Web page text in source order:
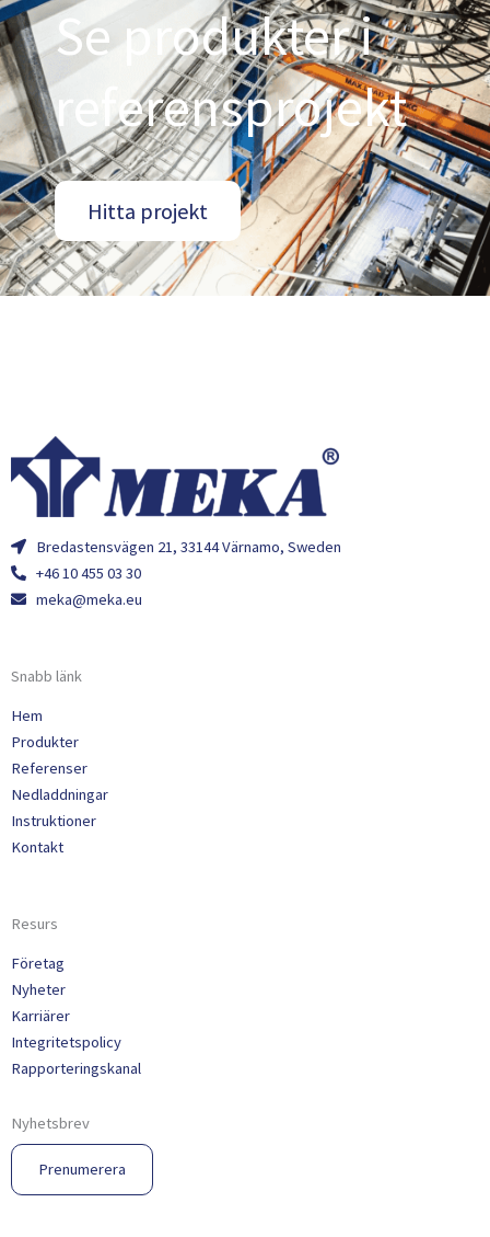
Se produkter i
referensprojekt
Hitta projekt
Bredastensvägen 21, 33144 Värnamo, Sweden
+46 10 455 03 30
meka@meka.eu
Snabb länk
Hem
Produkter
Referenser
Nedladdningar
Instruktioner
Kontakt
Resurs
Företag
Nyheter
Karriärer
Integritetspolicy
Rapporteringskanal
Nyhetsbrev
Prenumerera